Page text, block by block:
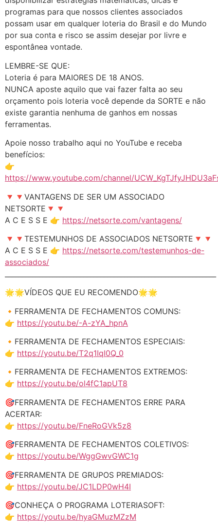
programas para que nossos clientes associados
possam usar em qualquer loteria do Brasil e do Mundo
por sua conta e risco se assim desejar por livre e
espontânea vontade.
LEMBRE-SE QUE:
Loteria é para MAIORES DE 18 ANOS.
NUNCA aposte aquilo que vai fazer falta ao seu
orçamento pois loteria você depende da SORTE e não
existe garantia nenhuma de ganhos em nossas
ferramentas.
Apoie nosso trabalho aqui no YouTube e receba
benefícios:
👉
https://www.youtube.com/channel/
🔻🔻VANTAGENS DE SER UM ASSOCIADO
NETSORTE🔻🔻
A C E S S E 👉 https://netsorte.com/vantagens/
🔻🔻TESTEMUNHOS DE ASSOCIADOS NETSORTE🔻🔻
A C E S S E 👉 https://netsorte.com/testemunhos-de-
associados/
🌟🌟VÍDEOS QUE EU RECOMENDO🌟🌟
🔸FERRAMENTA DE FECHAMENTOS COMUNS:
👉 https://youtu.be/-A-zYA_hpnA
🔸FERRAMENTA DE FECHAMENTOS ESPECIAIS:
👉 https://youtu.be/T2q1IqI0Q_0
🔸FERRAMENTA DE FECHAMENTOS EXTREMOS:
👉 https://youtu.be/ol4fC1apUT8
🎯FERRAMENTA DE FECHAMENTOS ERRE PARA
ACERTAR:
👉 https://youtu.be/FneRoGVk5z8
🎯FERRAMENTA DE FECHAMENTOS COLETIVOS:
👉 https://youtu.be/WggGwvGWC1g
🎯FERRAMENTA DE GRUPOS PREMIADOS:
👉 https://youtu.be/JC1LDP0wH4I
🎯CONHEÇA O PROGRAMA LOTERIASOFT:
👉 https://youtu.be/hyaGMuzMZzM